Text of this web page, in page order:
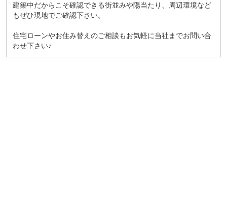
建築中だからこそ確認できる街並みや陽当たり、周辺環境など
もぜひ現地でご確認下さい。
住宅ローンやお住み替えのご相談もお気軽に当社までお問い合
わせ下さい♪